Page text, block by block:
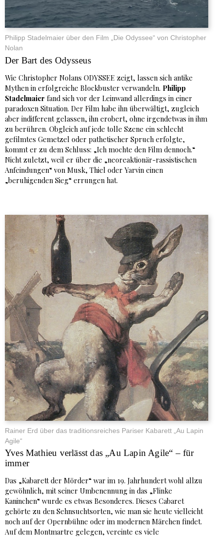
Philipp Stadelmaier über den Film „Die Odyssee“ von Christopher
Nolan
Der Bart des Odysseus
Wie Christopher Nolans ODYSSEE zeigt, lassen sich antike
Mythen in erfolgreiche Blockbuster verwandeln. Philipp
Stadelmaier fand sich vor der Leinwand allerdings in einer
paradoxen Situation. Der Film habe ihn überwältigt, zugleich
aber indifferent gelassen, ihn erobert, ohne irgendetwas in ihm
zu berühren. Obgleich auf jede tolle Szene ein schlecht
gefilmtes Gemetzel oder pathetischer Spruch erfolgte,
kommt er zu dem Schluss: „Ich mochte den Film dennoch.“
Nicht zuletzt, weil er über die „neoreaktionär-rassistischen
Anfeindungen“ von Musk, Thiel oder Yarvin einen
„beruhigenden Sieg“ errungen hat.
Rainer Erd über das traditionsreiches Pariser Kabarett „Au Lapin
Agile“
Yves Mathieu verlässt das „Au Lapin Agile“ – für
immer
Das „Kabarett der Mörder“ war im 19. Jahrhundert wohl allzu
gewöhnlich, mit seiner Umbenennung in das „Flinke
Kaninchen“ wurde es etwas Besonderes. Dieses Cabaret
gehörte zu den Sehnsuchtsorten, wie man sie heute vielleicht
noch auf der Opernbühne oder im modernen Märchen findet.
Auf dem Montmartre gelegen, vereinte es viele